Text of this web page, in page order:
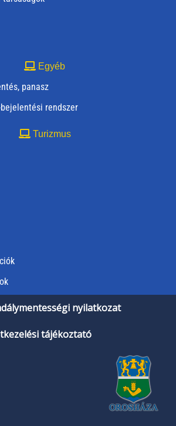
Egyéb
panasz
rendszer
Turizmus
nyilatkozat
tájékoztató